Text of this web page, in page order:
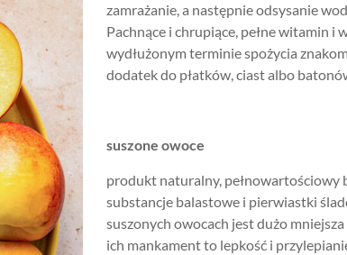
zamrażanie, a następnie odsysanie
Pachnące i chrupiące, pełne witamin i
wydłużonym terminie spożycia
dodatek do płatków, ciast albo
suszone owoce
produkt naturalny, pełnowartościowy
substancje balastowe i pierwiastki
suszonych owocach jest dużo
ich mankament to lepkość i